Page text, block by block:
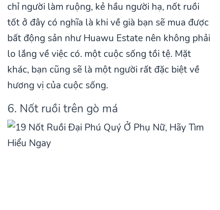
chỉ người làm ruộng, kẻ hầu người hạ, nốt ruồi
tốt ở đây có nghĩa là khi về già bạn sẽ mua được
bất động sản như Huawu Estate nên không phải
lo lắng về việc có. một cuộc sống tồi tệ. Mặt
khác, bạn cũng sẽ là một người rất đặc biệt về
hương vị của cuộc sống.
6. Nốt ruồi trên gò má